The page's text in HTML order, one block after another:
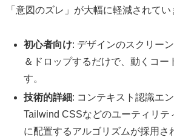
「意図のズレ」が大幅に軽減されてい
初心者向け: デザインのスクリー
＆ドロップするだけで、動くコー
す。
技術的詳細: コンテキスト認識エ
Tailwind CSSなどのユーティリテ
に配置するアルゴリズムが採用さ